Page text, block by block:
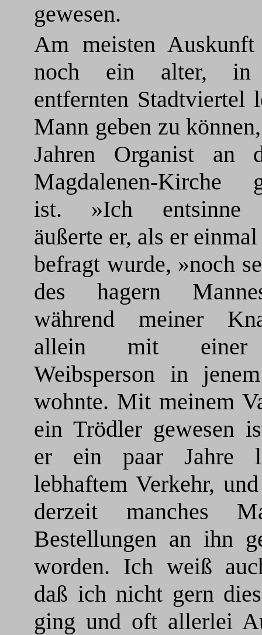
gewesen.
Am meisten Auskunft
noch ein alter, in
entfernten Stadtviertel
Mann geben zu
Jahren Organist an
Magdalenen-Kirche
ist. »Ich entsinne
äußerte er, als er
befragt wurde, »noch
des hagern
während meiner
allein mit einer
Weibsperson in
wohnte. Mit meinem
ein Trödler gewesen
er ein paar Jahre
lebhaftem Verkehr,
derzeit manches
Bestellungen an ihn
worden. Ich weiß
daß ich nicht gern
ging und oft allerlei